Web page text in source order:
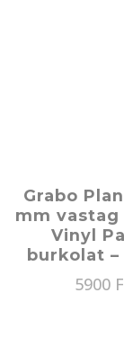
Grabo
mm vastag
Vinyl
burkolat –
5900